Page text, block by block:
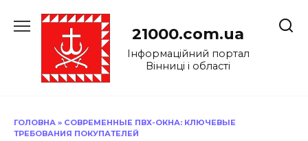
до
21000.com.ua
Інформаційний портал
Вінниці і області
ГОЛОВНА » СОВРЕМЕННЫЕ ПВХ-ОКНА: КЛЮЧЕВЫЕ
ТРЕБОВАНИЯ ПОКУПАТЕЛЕЙ